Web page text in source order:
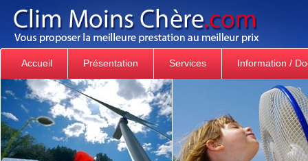
Accueil Présentation Services Information /